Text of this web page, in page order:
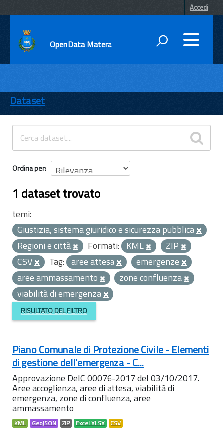
Accedi
OpenData Matera
ENTI
TEMI
INFORMAZIONI
Dataset
Ordina per
1 dataset trovato
temi:
Giustizia, sistema giuridico e sicurezza pubblica
Regioni e città
Formati: KML
ZIP
CSV
Tag: aree attesa
emergenze
aree ammassamento
zone confluenza
viabilità di emergenza
RISULTATO DEL FILTRO
Piano Comunale di Protezione Civile - Elementi
di gestione dell'emergenza - C...
Approvazione DelC 00076-2017 del 03/10/2017.
Aree accoglienza, aree di attesa, viabilità di
emergenza, zone di confluenza, aree
ammassamento
KML GeoJSON ZIP Excel XLSX CSV